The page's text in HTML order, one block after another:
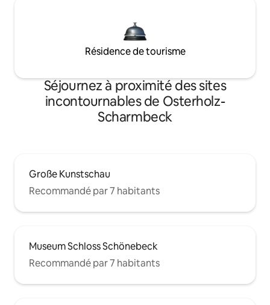
Résidence de tourisme
Séjournez à proximité des sites
incontournables de Osterholz-
Scharmbeck
Große Kunstschau
Recommandé par 7 habitants
Museum Schloss Schönebeck
Recommandé par 7 habitants